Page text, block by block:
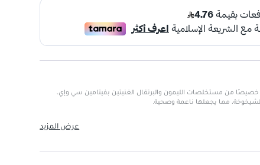
من مستخلصات الليمون والبرتقال الغنيتين بفيتامين سي وإي،
مما يجعلها ناعمة وصحية.
عرض المزيد